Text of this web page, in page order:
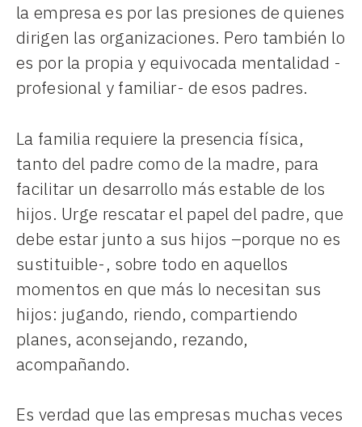
la empresa es por las presiones de quienes
dirigen las organizaciones. Pero también lo
es por la propia y equivocada mentalidad -
profesional y familiar- de esos padres.
La familia requiere la presencia física,
tanto del padre como de la madre, para
facilitar un desarrollo más estable de los
hijos. Urge rescatar el papel del padre, que
debe estar junto a sus hijos –porque no es
sustituible-, sobre todo en aquellos
momentos en que más lo necesitan sus
hijos: jugando, riendo, compartiendo
planes, aconsejando, rezando,
acompañando.
Es verdad que las empresas muchas veces